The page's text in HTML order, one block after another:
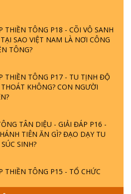
THIỀN TÔNG P18 - CÕI VÔ SANH
SAO VIỆT NAM LÀ NƠI CÔNG
TÔNG?
THIỀN TÔNG P17 - TU TỊNH ĐỘ
THOÁT KHÔNG? CON NGƯỜI
TÂN DIỆU - GIẢI ĐÁP P16 -
TIÊN ĂN GÌ? ĐẠO DẠY TU
SINH?
THIỀN TÔNG P15 - TỔ CHỨC
HỒN - GIÁO LÝ ĐẠO PHẬT KHI
BẢN